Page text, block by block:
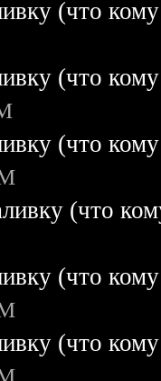
(что
(что
(что
(что
(что
(что